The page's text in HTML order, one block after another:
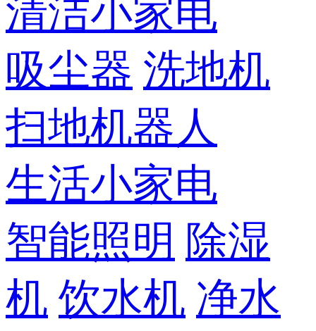
清洁小家电
吸尘器 洗地机
扫地机器人
生活小家电
智能照明 除湿
机 饮水机 净水